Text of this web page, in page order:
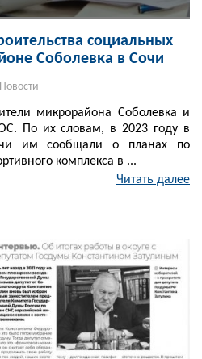
социальных
Соболевка в Сочи
Новости
микрорайона Соболевка и
По их словам, в 2023 году в
им сообщали о планах по
комплекса в ...
Читать далее